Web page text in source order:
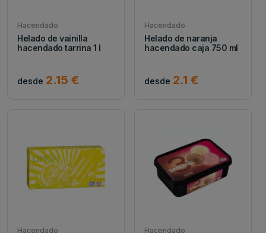
Hacendado
Helado de vainilla
hacendado tarrina 1 l
desde 2.15 €
Hacendado
Helado de naranja
hacendado caja 750 ml
desde 2.1 €
Hacendado Hacendado